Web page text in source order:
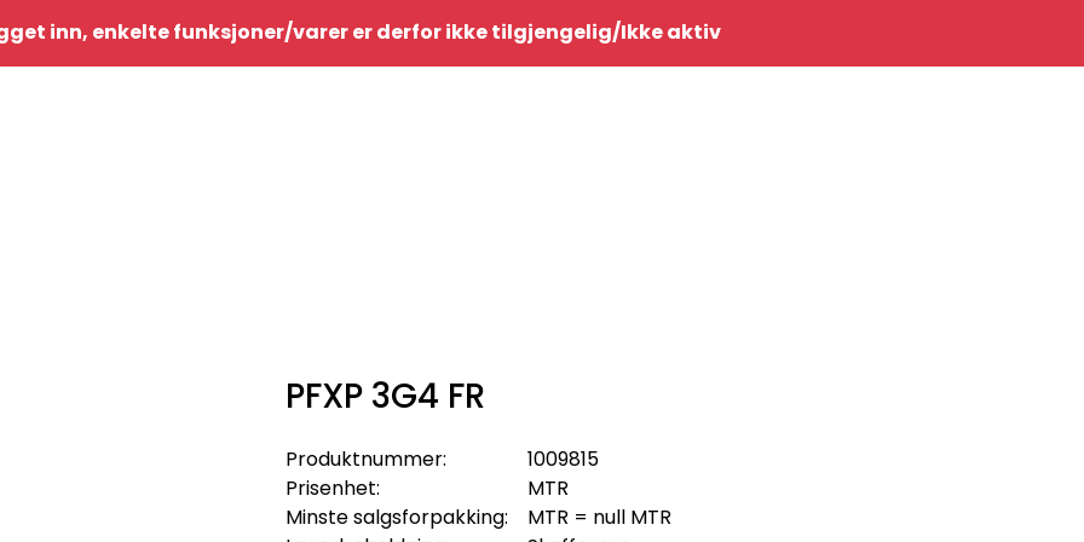
Infosenter
inn, enkelte funksjoner/varer er derfor ikke tilgjengelig/Ikke aktiv
PFXP 3G4 FR
Produktnummer:
1009815
Prisenhet:
MTR
Minste salgsforpakking:
MTR = null MTR